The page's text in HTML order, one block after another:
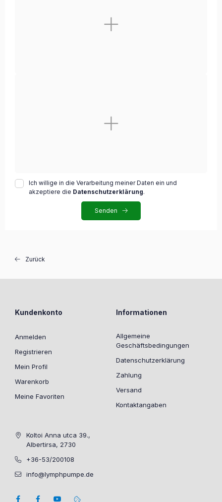
Ich willige in die Verarbeitung meiner Daten ein und
akzeptiere die Datenschutzerklärung.
Senden
Zurück
Kundenkonto
Anmelden
Registrieren
Mein Profil
Warenkorb
Meine Favoriten
Informationen
Allgemeine
Geschäftsbedingungen
Datenschutzerklärung
Zahlung
Versand
Kontaktangaben
Koltoi Anna utca 39.,
Albertirsa, 2730
+36-53/200108
info@lymphpumpe.de